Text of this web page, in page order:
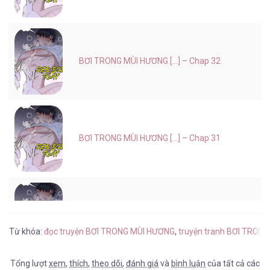
BƠI TRONG MÙI HƯƠNG [...] – Chap 32
BƠI TRONG MÙI HƯƠNG [...] – Chap 31
Từ khóa: đọc truyện BƠI TRONG MÙI HƯƠNG, truyện tranh BƠI
Tổng lượtxem, thích, theo dõi, đánh giá và bình luận của tất cả các